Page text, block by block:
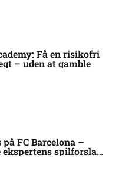
Få en risikofri
– uden at gamble
på FC Barcelona –
ekspertens spilforslag